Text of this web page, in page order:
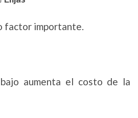
factor importante.
aumenta el costo de la